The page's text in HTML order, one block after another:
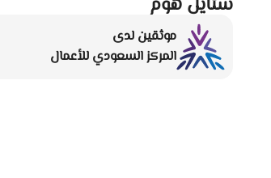
ستايل هوم
موثقين لدى
المركز السعودي للأعمال